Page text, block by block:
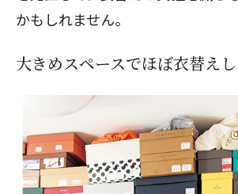
かもしれません。
大きめスペースでほぼ衣替え